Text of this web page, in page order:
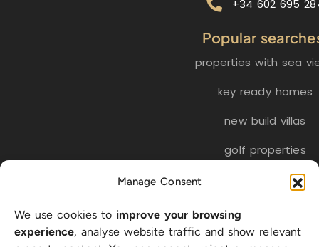
Manage Consent
We use cookies to improve your browsing
experience, analyse website traffic and show relevant
+34 602 695
Popular
properties with sea
key ready homes
new build villas
golf properties
SW